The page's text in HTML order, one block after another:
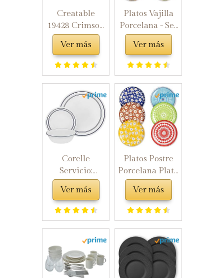
Creatable
19428 Crimson
- Vajilla de 30
Piezas
Ver más
Platos Vajilla
Porcelana - Set
de 6 Platos de
Postre en
Ceramica -
Platos Llanos,
Aptos para el
Microondas y
Lavavajillas -
20,3 cm
Ver más
Corelle
Servicio:
cafetera clásica
azul 18 piezas
Classic Café
Blue
Ver más
Platos Postre
Porcelana Plato
Ceramica -
Juego de 6
Platos Llanos
Colores de
Cocina - Set de
Platos para
Ensalada | Pan |
Aperitivo -
Ver más